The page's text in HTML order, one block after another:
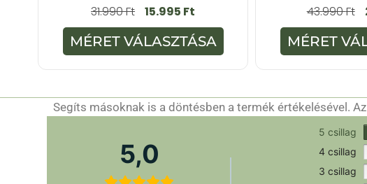
0
a
z
5
-
b
31.990Ft 15.995 Ft
MÉRET VÁLASZTÁSA
0
a
z
5
-
b
43.990Ft
MÉRET
Segíts másoknak is a döntésben a termék értékelésével.
5,0
5 csillag
4 csillag
3 csillag